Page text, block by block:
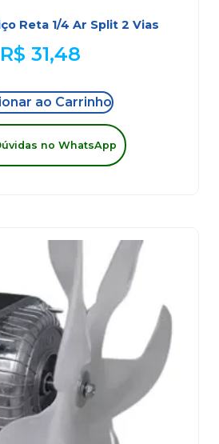
Reta 1/4 Ar Split 2 Vias
R$ 31,48
ao Carrinho
no WhatsApp